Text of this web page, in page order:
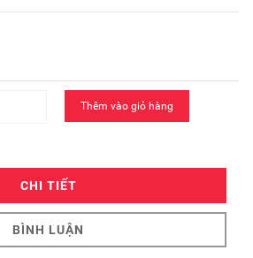
Thêm vào giỏ hàng
CHI TIẾT
BÌNH LUẬN